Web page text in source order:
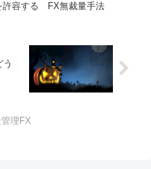
許容する FX無裁量手法
理FX